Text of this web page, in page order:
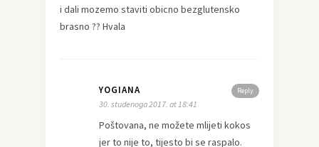
i dali mozemo staviti obicno bezglutensko
brasno ?? Hvala
Reply
YOGIANA
30. studenoga 2017. at 18:41
Poštovana, ne možete mlijeti kokos
jer to nije to, tijesto bi se raspalo.